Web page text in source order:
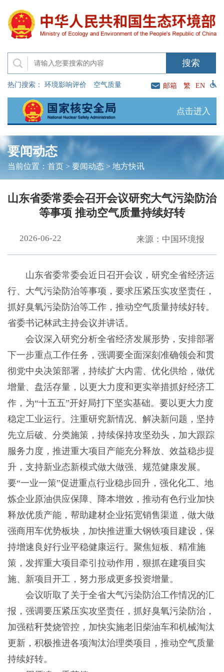
热门搜索： 环境影响评价 空气质量 邮箱 繁 EN
点击进入
要闻动态
当前位置： 首页> 要闻动态 > 地方快讯
山东省委常委会召开会议研究大气污染防治
等事项 推动空气质量持续好转
2026-06-22 来源：中国环境报
山东省委常委会近日召开会议，研究全省经济运
行、大气污染防治等事项，要求压紧压实攻坚责任，
抓好臭氧污染防治等工作，推动空气质量持续好转。
省委书记林武主持会议并讲话。
会议深入研究分析全省经济发展形势，安排部署
下一步重点工作任务，强调要全面深刻准确领会和贯
彻党中央决策部署，持续扩大内需、优化供给，做优
增量、盘活存量，以更大力度和更实举措抓好经济工
作，为“十五五”开好局打下坚实基础。要以更大力度
稳定工业运行。注重研究新情况、解决新问题，坚持
先立后破、分类施策，持续保持攻坚劲头，加大跟踪
服务力度，推进重大项目产能充分释放、效益稳步提
升，支持新业态新模式做大做强、规范健康发展。
要“一业一策”促进重点行业稳步回升，强化化工、地
炼企业原油供应保障、降本增效，推动有色行业加快
释放优质产能，帮助建材企业拓宽销售渠道，做大做
强商用车优势板块，加快推进重大钢铁项目建设，保
持增速良好行业平稳健康运行。聚焦短板、精准施
策，发挥重大项目牵引拉动作用，狠抓在建项目实
施、新项目开工，努力形成更多投资增量。
会议听取了关于全省大气污染防治工作情况的汇
报，强调要压紧压实攻坚责任，抓好臭氧污染防治，
加强秸秆焚烧管控，加快实施老旧柴油车和机械淘汰
更新，积极推进各项淘汰治理类项目，推动空气质量
持续好转。